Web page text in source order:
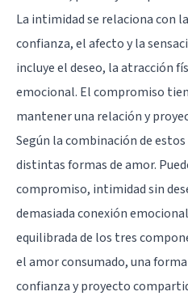
La intimidad se relaciona con
confianza, el afecto y la
incluye el deseo, la atracción
emocional. El compromiso
mantener una relación y
Según la combinación de
distintas formas de amor.
compromiso, intimidad sin
demasiada conexión
equilibrada de los tres
el amor consumado, una
confianza y proyecto